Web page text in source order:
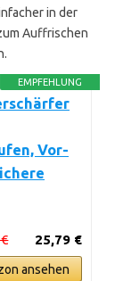
in der
Auffrischen
EMPFEHLUNG
Vor-
25,79 €
ansehen